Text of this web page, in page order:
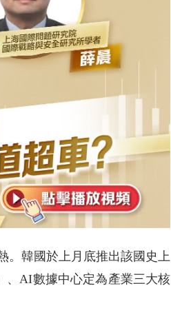
。韓國於上月底推出該國史上
、AI數據中心定為產業三大核